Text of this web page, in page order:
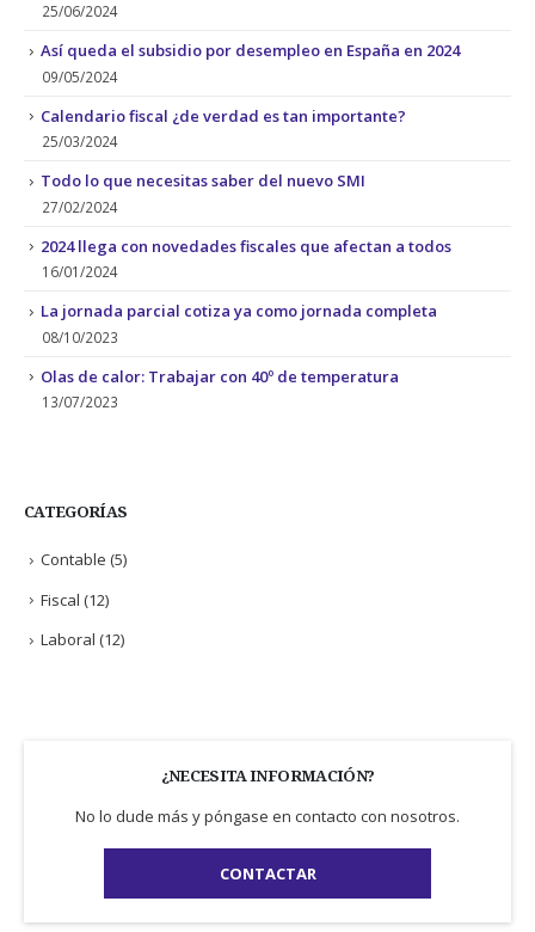
25/06/2024
Así queda el subsidio por desempleo en España en 2024
09/05/2024
Calendario fiscal ¿de verdad es tan importante?
25/03/2024
Todo lo que necesitas saber del nuevo SMI
27/02/2024
2024 llega con novedades fiscales que afectan a todos
16/01/2024
La jornada parcial cotiza ya como jornada completa
08/10/2023
Olas de calor: Trabajar con 40º de temperatura
13/07/2023
CATEGORÍAS
Contable (5)
Fiscal (12)
Laboral (12)
¿NECESITA INFORMACIÓN?
No lo dude más y póngase en contacto con nosotros.
CONTACTAR